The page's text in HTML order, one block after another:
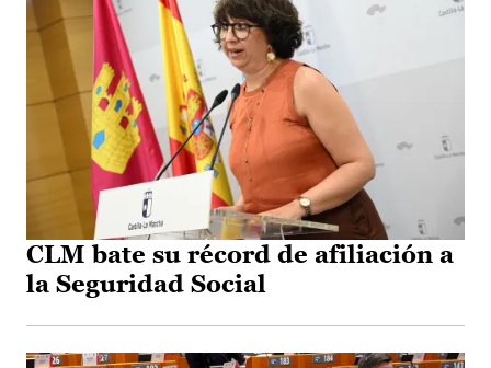
CLM bate su récord de afiliación a
la Seguridad Social